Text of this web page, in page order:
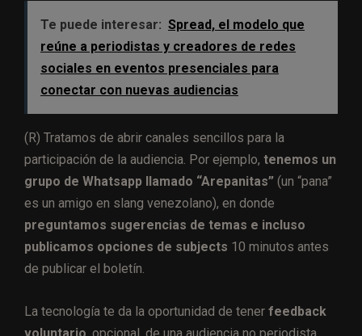
Te puede interesar: Spread, el modelo que
reúne a periodistas y creadores de redes
sociales en eventos presenciales para
conectar con nuevas audiencias
(R) Tratamos de abrir canales sencillos para la
participación de la audiencia. Por ejemplo, tenemos un
grupo de Whatsapp llamado “Arepanitas” (un “pana”
es un amigo en slang venezolano), en donde
preguntamos sugerencias de temas e incluso
publicamos opciones de subjects 10 minutos antes
de publicar el boletín.
La tecnología te da la oportunidad de tener feedback